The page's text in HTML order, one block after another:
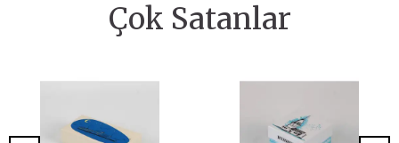
Çok Satanlar